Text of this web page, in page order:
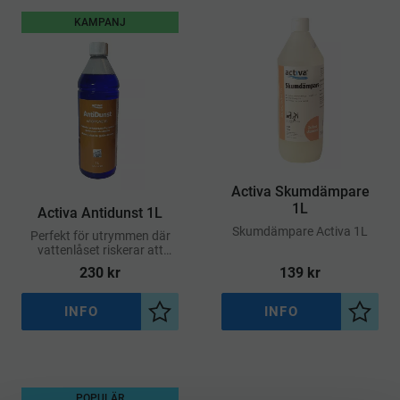
Activa Antidunst 1L
Perfekt för utrymmen där
vattenlåset riskerar att
torka ut – exempelvis i
källare, sommarstugor,
förråd eller teknikutrymmen
230 kr
KAMPANJ
Lägg till i önskelista
INFO
Activa Skumdämpare
1L
​Skumdämpare Activa 1L
139 kr
Lägg
INFO